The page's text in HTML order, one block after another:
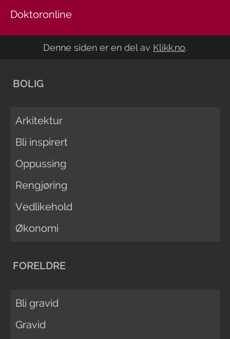
Doktoronline
Denne siden er en del av Klikk.no.
BOLIG
Arkitektur
Bli inspirert
Oppussing
Rengjøring
Vedlikehold
Økonomi
FORELDRE
Bli gravid
Gravid